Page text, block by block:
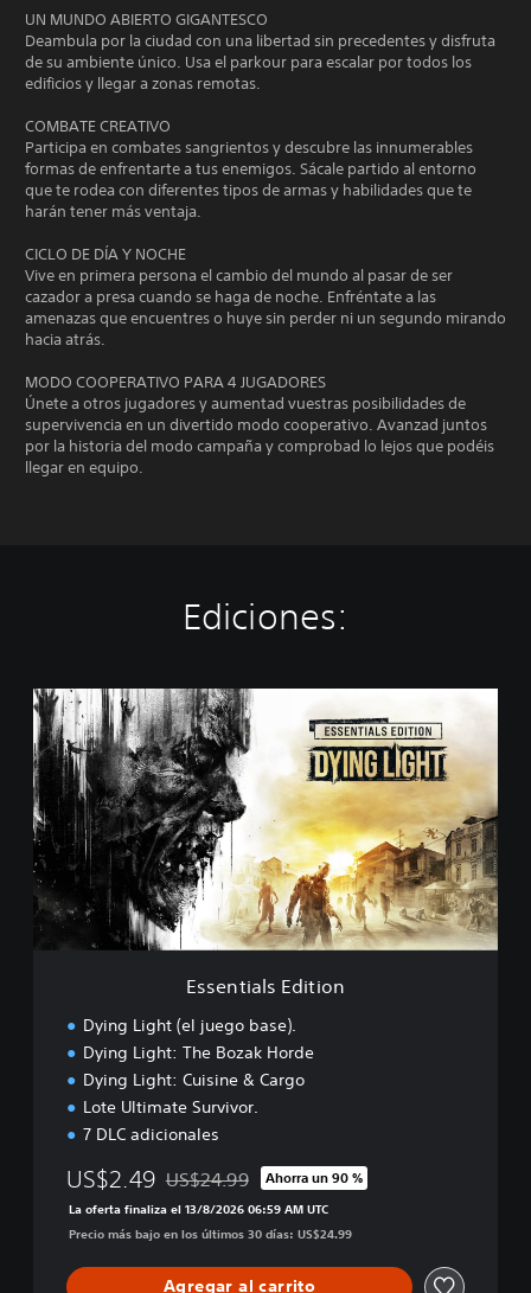
UN MUNDO ABIERTO GIGANTESCO
Deambula por la ciudad con una libertad sin precedentes y disfruta
de su ambiente único. Usa el parkour para escalar por todos los
edificios y llegar a zonas remotas.
COMBATE CREATIVO
Participa en combates sangrientos y descubre las innumerables
formas de enfrentarte a tus enemigos. Sácale partido al entorno
que te rodea con diferentes tipos de armas y habilidades que te
harán tener más ventaja.
CICLO DE DÍA Y NOCHE
Vive en primera persona el cambio del mundo al pasar de ser
cazador a presa cuando se haga de noche. Enfréntate a las
amenazas que encuentres o huye sin perder ni un segundo mirando
hacia atrás.
MODO COOPERATIVO PARA 4 JUGADORES
Únete a otros jugadores y aumentad vuestras posibilidades de
supervivencia en un divertido modo cooperativo. Avanzad juntos
por la historia del modo campaña y comprobad lo lejos que podéis
llegar en equipo.
Ediciones:
E
s
s
e
n
t
i
a
s
E
d
Essentials Edition
Dying Light (el juego base).
Dying Light: The Bozak Horde
Dying Light: Cuisine & Cargo
Lote Ultimate Survivor.
7 DLC adicionales
US$2.49 Rebajado del precio original de US$24.99
US$24.99 Ahorra un 90 %
La oferta finaliza el 13/8/2026 06:59 AM UTC
Precio más bajo en los últimos 30 días: US$24.99
Agregar al carrito